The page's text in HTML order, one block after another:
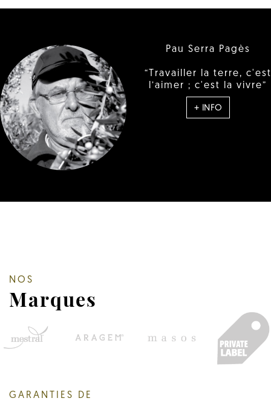
Pau Serra Pagès
“Travailler la terre, c'est
l’aimer ; c'est la vivre”
+ INFO
NOS
Marques
GARANTIES DE